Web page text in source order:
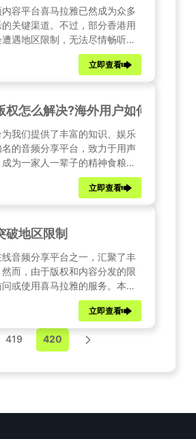
容平台喜马拉雅已然成为众多
关键渠道。不过，部分香港用
遇地区限制，无法尽情畅听。
问题，并为大家介绍一种有效
速器。它能够助力您解除喜马
的音频内容。
立即查看
怎么解决?海外用户如何轻松解
我们提供了丰富的知识、娱乐
的音频分享平台，致力于用声
为一家人一辈子的精神食粮。
法直接访问。本文将详细介绍
让海外用户轻松解锁，畅听喜
立即查看
破地区限制
音频分享平台之一，汇聚了丰
而，由于版权和内容分发的限
或使用喜马拉雅的服务。本文
在海外也能收听喜马拉雅的内
立即查看
419 420